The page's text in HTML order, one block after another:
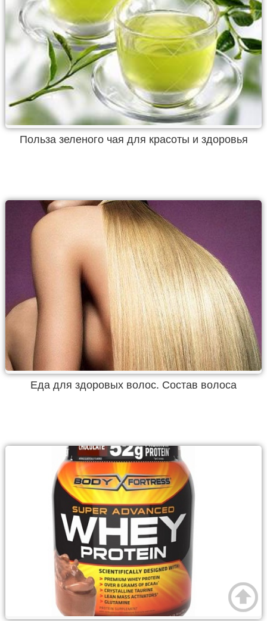
Польза зеленого чая для красоты и здоровья
Еда для здоровых волос. Состав волоса